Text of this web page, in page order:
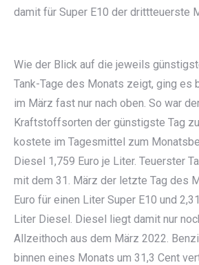
damit für Super E10 der drittteuerste
Wie der Blick auf die jeweils
Tank-Tage des Monats zeigt, ging es
im März fast nur nach oben. So war
Kraftstoffsorten der günstigste Tag
kostete im Tagesmittel zum
Diesel 1,759 Euro je Liter. Teuerster
mit dem 31. März der letzte Tag des
Euro für einen Liter Super E10 und
Liter Diesel. Diesel liegt damit nur
Allzeithoch aus dem März 2022.
binnen eines Monats um 31,3 Cent